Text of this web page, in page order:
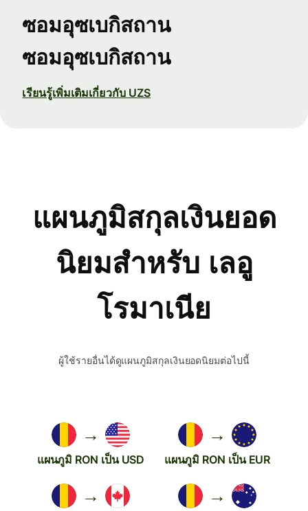
ซอมอุซเบกิสถาน
ซอมอุซเบกิสถาน
เรียนรู้เพิ่มเติมเกี่ยวกับ UZS
แผนภูมิสกุลเงินยอด
นิยมสำหรับ เลอู
โรมาเนีย
ผู้ใช้รายอื่นได้ดูแผนภูมิสกุลเงินยอดนิยมต่อไปนี้
→
แผนภูมิ RON เป็น USD
→
แผนภูมิ RON เป็น EUR
→ →